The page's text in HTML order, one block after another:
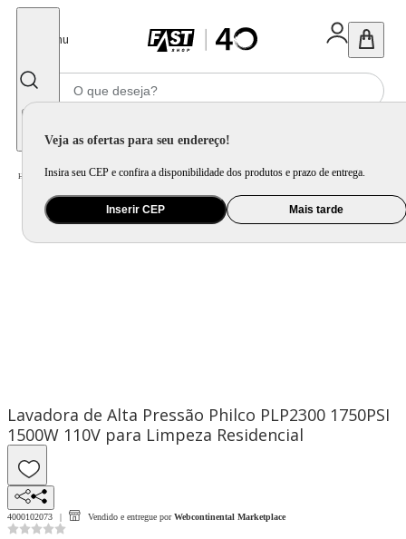
Menu
Veja as ofertas para seu endereço!
Insira seu CEP e confira a disponibilidade dos produtos e prazo de entrega.
Inserir CEP Mais tarde
Home Eletroportátil / Equipamento de Limpeza / Lavadora de Alta Pressão
Lavadora de Alta Pressão Philco PLP2300 1750PSI
1500W 110V para Limpeza Residencial
4000102073 Vendido e entregue por Webcontinental Marketplace